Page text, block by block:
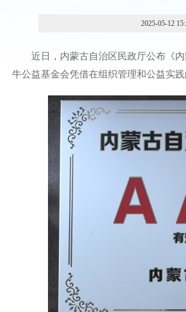
2025-05-12
近日，内蒙古自治区民政厅公布《内
牛公益基金会凭借在组织管理和公益实